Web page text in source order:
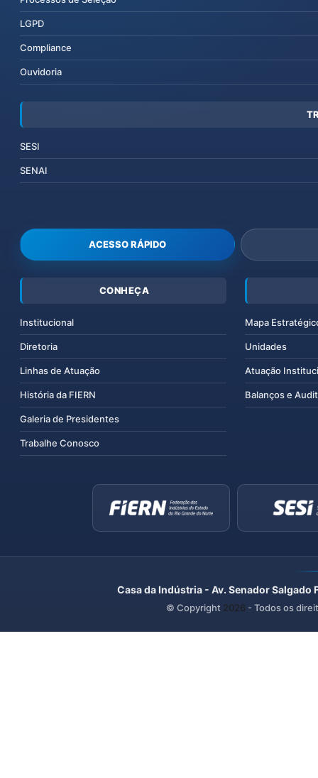
LGPD
Compliance
Ouvidoria
SESI
SENAI
ACESSO RÁPIDO
CONHEÇA
Institucional
Diretoria
Linhas de Atuação
História da FIERN
Galeria de Presidentes
Trabalhe Conosco
Mapa
Unidades
Atuação
Balanços e
Casa da Indústria - Av. Senador
© Copyright 2026 - Todos os